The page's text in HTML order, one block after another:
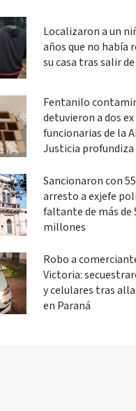
Localizaron a un
años que no había
su casa tras salir
Fentanilo
detuvieron a dos ex
funcionarias de la
Justicia profundiza
Sancionaron con
arresto a exjefe
faltante de más de
millones
Robo a
Victoria:
y celulares tras
en Paraná